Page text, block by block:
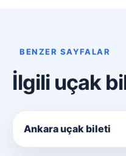
BENZER SAYFALAR
İlgili uçak
Ankara uçak bileti